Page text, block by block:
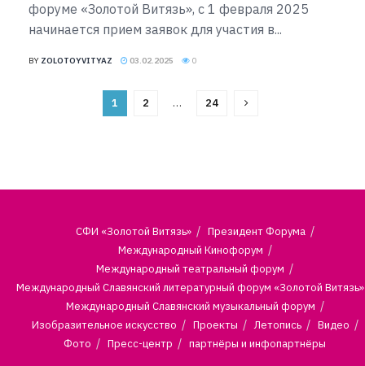
форуме «Золотой Витязь», с 1 февраля 2025
начинается прием заявок для участия в...
BY ZOLOTOYVITYAZ 03.02.2025 0
1 2 … 24
СФИ «Золотой Витязь»
Президент Форума
Международный Кинофорум
Международный театральный форум
Международный Славянский литературный форум «Золотой Витязь»
Международный Славянский музыкальный форум
Изобразительное искусство
Проекты Летопись
Видео
Фото
Пресс-центр партнёры и инфопартнёры